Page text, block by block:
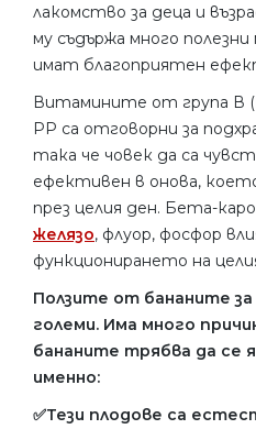
лакомство за деца и
му съдържа много
имат благоприятен
Витамините от група В
РР са отговорни за
така че човек да са
ефективен в онова,
през целия ден. Бета-
желязо, флуор, фосфор
функционирането на
Ползите от бананите
големи. Има много
бананите трябва да се
именно:
✅Тези плодове са